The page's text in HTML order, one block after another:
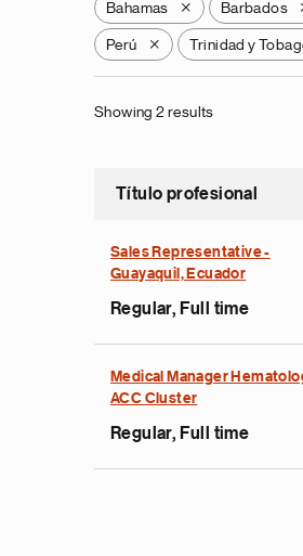
Bahamas X Barbados
Perú X Trinidad y
Showing 2 results
Título profesional
Sales Representative -
Guayaquil, Ecuador
Regular, Full time
Medical Manager
ACC Cluster
Regular, Full time